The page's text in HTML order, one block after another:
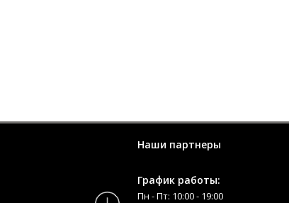
Наши партнеры
График работы:
Пн - Пт: 10:00 - 19:00